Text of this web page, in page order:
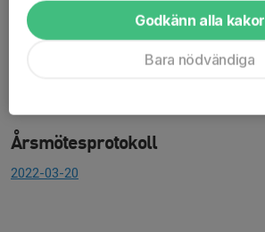
Verksamheten år 2020
Verksamheten år 2019
Årsmötesprotokoll
2022-03-20
Godkänn alla kakor
Bara nödvändiga